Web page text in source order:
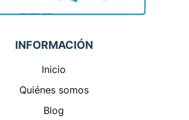
INFORMACIÓN
Inicio
Quiénes somos
Blog